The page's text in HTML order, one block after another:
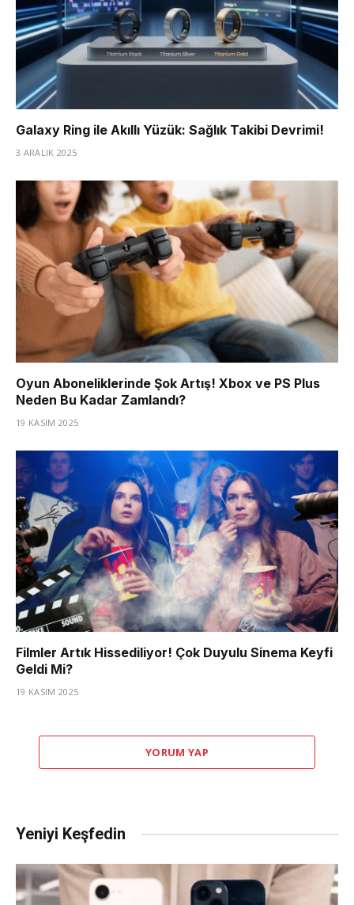
Galaxy Ring ile Akıllı Yüzük: Sağlık Takibi Devrimi!
3 ARALIK 2025
Oyun Aboneliklerinde Şok Artış! Xbox ve PS Plus
Neden Bu Kadar Zamlandı?
19 KASIM 2025
Filmler Artık Hissediliyor! Çok Duyulu Sinema Keyfi
Geldi Mi?
19 KASIM 2025
YORUM YAP
Yeniyi Keşfedin